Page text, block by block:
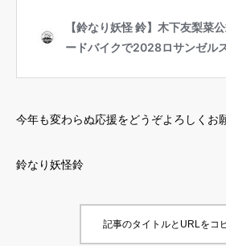
今年も変わらぬ応援をどうぞよろしくお
鈴なり妖怪鈴
記事のタイトルとURLをコ